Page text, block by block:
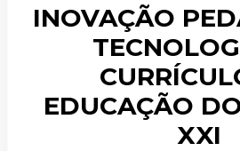
INOVAÇÃO
EDUCAÇÃO
XXI